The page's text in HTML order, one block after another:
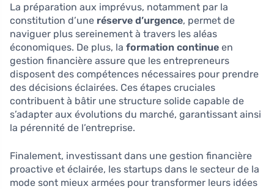
La préparation aux imprévus, notamment par la
constitution d’une réserve d’urgence, permet de
naviguer plus sereinement à travers les aléas
économiques. De plus, la formation continue en
gestion financière assure que les entrepreneurs
disposent des compétences nécessaires pour prendre
des décisions éclairées. Ces étapes cruciales
contribuent à bâtir une structure solide capable de
s’adapter aux évolutions du marché, garantissant ainsi
la pérennité de l’entreprise.
Finalement, investissant dans une gestion financière
proactive et éclairée, les startups dans le secteur de la
mode sont mieux armées pour transformer leurs idées